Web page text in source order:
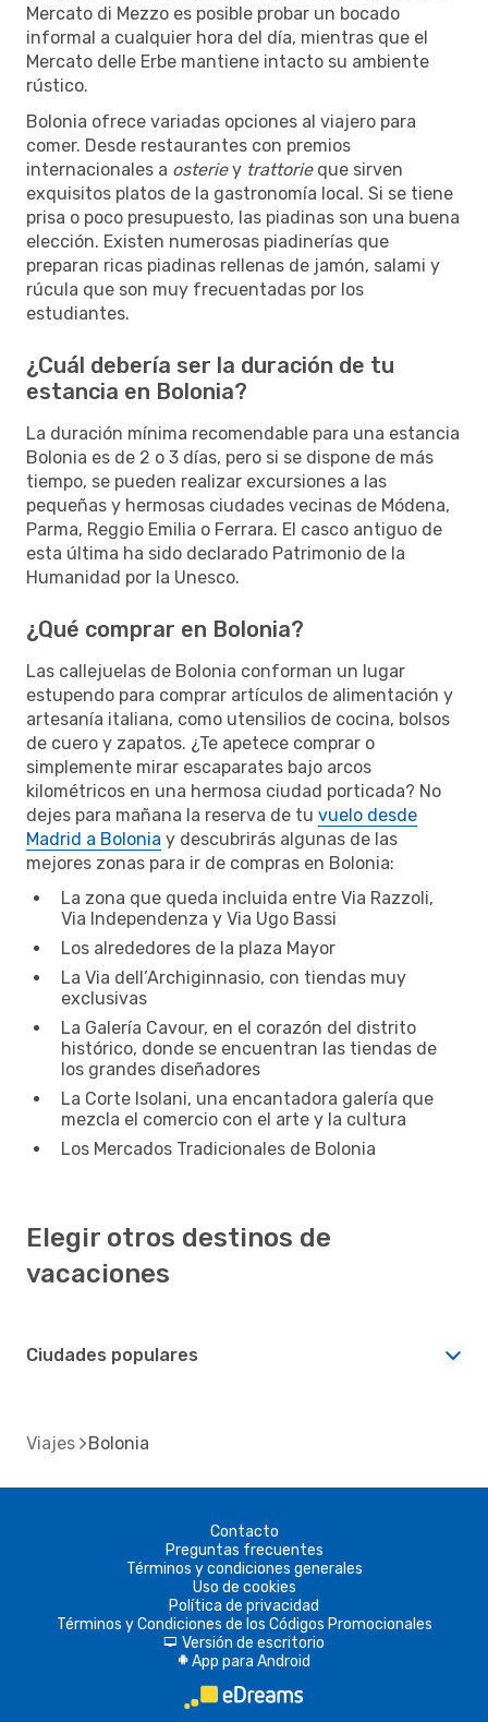
Mercato di Mezzo es posible probar un bocado
informal a cualquier hora del día, mientras que el
Mercato delle Erbe mantiene intacto su ambiente
rústico.
Bolonia ofrece variadas opciones al viajero para
comer. Desde restaurantes con premios
internacionales a osteriey trattorieque sirven
exquisitos platos de la gastronomía local. Si se tiene
prisa o poco presupuesto, las piadinas son una buena
elección. Existen numerosas piadinerías que
preparan ricas piadinas rellenas de jamón, salami y
rúcula que son muy frecuentadas por los
estudiantes.
¿Cuál debería ser la duración de tu
estancia en Bolonia?
La duración mínima recomendable para una estancia
Bolonia es de 2 o 3 días, pero si se dispone de más
tiempo, se pueden realizar excursiones a las
pequeñas y hermosas ciudades vecinas de Módena,
Parma, Reggio Emilia o Ferrara. El casco antiguo de
esta última ha sido declarado Patrimonio de la
Humanidad por la Unesco.
¿Qué comprar en Bolonia?
Las callejuelas de Bolonia conforman un lugar
estupendo para comprar artículos de alimentación y
artesanía italiana, como utensilios de cocina, bolsos
de cuero y zapatos. ¿Te apetece comprar o
simplemente mirar escaparates bajo arcos
kilométricos en una hermosa ciudad porticada? No
dejes para mañana la reserva de tu vuelo desde
Madrid a Bolonia y descubrirás algunas de las
mejores zonas para ir de compras en Bolonia:
La zona que queda incluida entre Via Razzoli,
Via Independenza y Via Ugo Bassi
Los alrededores de la plaza Mayor
La Via dell’Archiginnasio, con tiendas muy
exclusivas
La Galería Cavour, en el corazón del distrito
histórico, donde se encuentran las tiendas de
los grandes diseñadores
La Corte Isolani, una encantadora galería que
mezcla el comercio con el arte y la cultura
Los Mercados Tradicionales de Bolonia
Elegir otros destinos de
vacaciones
Ciudades populares
Viajes Bolonia
Contacto
Preguntas frecuentes
Términos y condiciones generales
Uso de cookies
Política de privacidad
Términos y Condiciones de los Códigos Promocionales
d Versión de escritorio
A App para Android